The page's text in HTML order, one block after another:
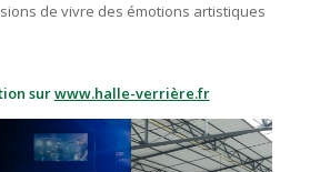
de vivre des émotions artistiques
surwww.halle-verrière.fr